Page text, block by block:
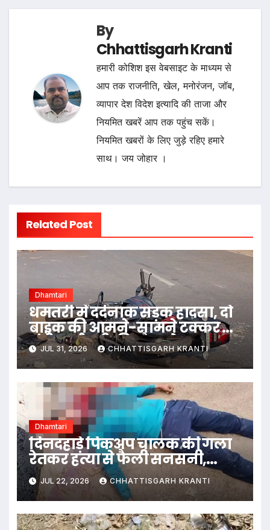
By
Chhattisgarh Kranti
हमारी कोशिश इस वेबसाइट के माध्यम से
आप तक राजनीति, खेल, मनोरंजन, जॉब,
व्यापार देश विदेश इत्यादि की ताजा और
नियमित खबरें आप तक पहुंच सकें।
नियमित खबरों के लिए जुड़े रहिए हमारे
साथ। जय जोहार ।
Related Post
Dhamtari
धमतरी में दर्दनाक सड़क हादसा, दो
बाइक की आमने-सामने टक्कर में
मंडी कर्मचारी की मौत, दो अन्य
घायल…
JUL 31, 2026 CHHATTISGARH KRANTI
Dhamtari
दिनदहाड़े पिकअप चालक की गला
रेतकर हत्या से फैली सनसनी,
हमलावर फरार
JUL 22, 2026 CHHATTISGARH KRANTI